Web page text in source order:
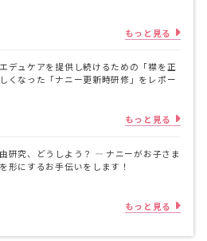
もっと見る
デュケアを提供し続けるための「襟を正
くなった「ナニー更新時研修」をレポー
もっと見る
研究、どうしよう？ ― ナニーがお子さま
形にするお手伝いをします！
もっと見る